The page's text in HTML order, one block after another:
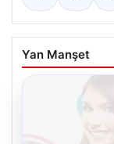
Yan Manşet